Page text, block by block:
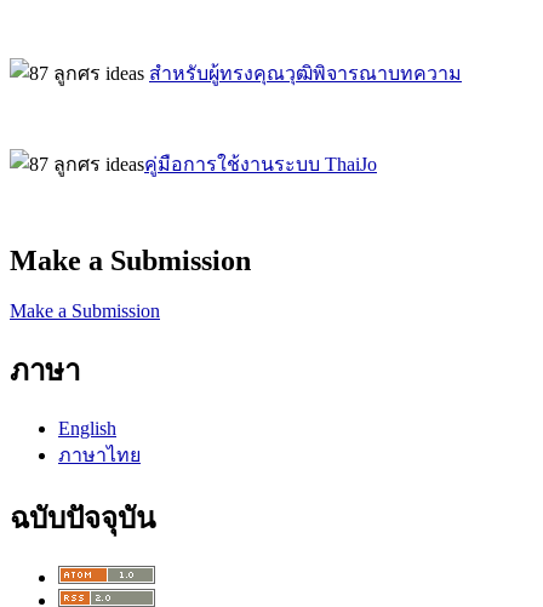
สำหรับผู้ทรงคุณวุฒิพิจารณาบทความ
คู่มือการใช้งานระบบ ThaiJo
Make a Submission
Make a Submission
ภาษา
English
ภาษาไทย
ฉบับปัจจุบัน